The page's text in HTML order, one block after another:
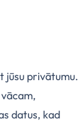
jūsu privātumu.
datus, kad